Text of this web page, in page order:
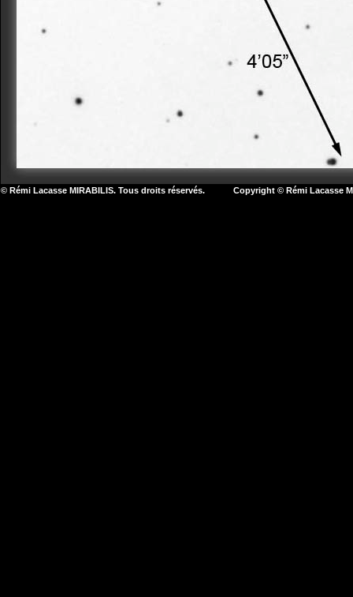
© Rémi Lacasse MIRABILIS. Tous droits réservés. Copyright © Rémi Lacasse